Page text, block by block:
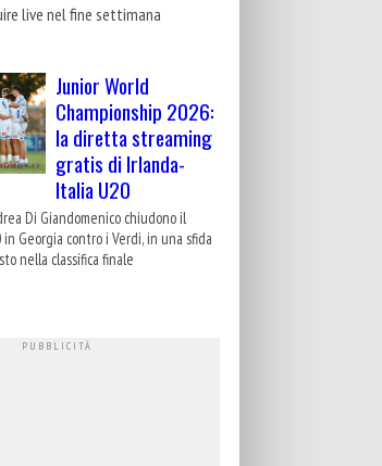
live nel fine settimana
Junior World
Championship 2026:
la diretta streaming
gratis di Irlanda-
Italia U20
Di Giandomenico chiudono il
Georgia contro i Verdi, in una sfida
nella classifica finale